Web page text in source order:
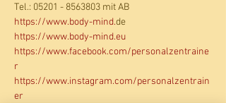
Tel.: 05201 - 8563803 mit AB
https://www.body-mind.de
https://www.body-mind.eu
https://www.facebook.com/personalzentraine
r
https://www.instagram.com/personalzentrain
er